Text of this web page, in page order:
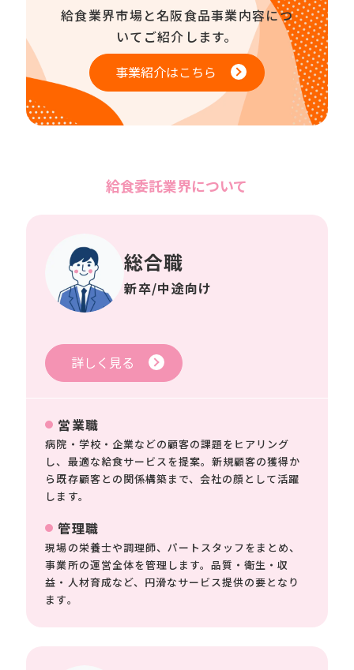
給食業界市場と名阪食品事業内容につ
いてご紹介します。
事業紹介はこちら
給食委託業界について
総合職
新卒/中途向け
詳しく見る
営業職
病院・学校・企業などの顧客の課題をヒアリング
し、最適な給食サービスを提案。新規顧客の獲得か
ら既存顧客との関係構築まで、会社の顔として活躍
します。
管理職
現場の栄養士や調理師、パートスタッフをまとめ、
事業所の運営全体を管理します。品質・衛生・収
益・人材育成など、円滑なサービス提供の要となり
ます。